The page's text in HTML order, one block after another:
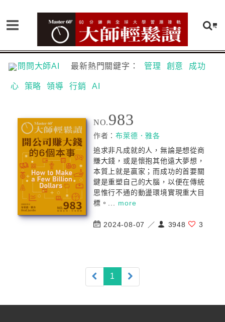
問問大師AI 最新熱門關鍵字： 管理 創意 成功
心 策略 領導 行銷 AI
NO.983
作者：布萊德．雅各
追求非凡成就的人，無論是想從商
賺大錢，或是懷抱其他遠大夢想，
本質上就是贏家；而成功的首要關
鍵是重塑自己的大腦，以便在傳統
思惟行不通的動盪環境實現重大目
標。... more
2024-08-07 ／ 3948 3
1 (current)